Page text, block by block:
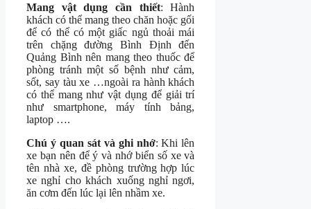
Mang vật dụng cần thiết: Hành
khách có thể mang theo chăn hoặc gối
để có thể có một giấc ngủ thoải mái
trên chặng đường Bình Định đến
Quảng Bình nên mang theo thuốc để
phòng tránh một số bệnh như cảm,
sốt, say tàu xe …ngoài ra hành khách
có thể mang như vật dụng để giải trí
như smartphone, máy tính bảng,
laptop ….
Chú ý quan sát và ghi nhớ: Khi lên
xe bạn nên để ý và nhớ biển số xe và
tên nhà xe, đề phòng trường hợp lúc
xe nghỉ cho khách xuống nghỉ ngơi,
ăn cơm đến lúc lại lên nhầm xe.